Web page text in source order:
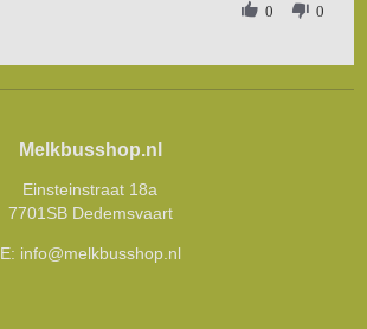
0 0
Melkbusshop.nl
Einsteinstraat 18a
7701SB Dedemsvaart
E: info@melkbusshop.nl